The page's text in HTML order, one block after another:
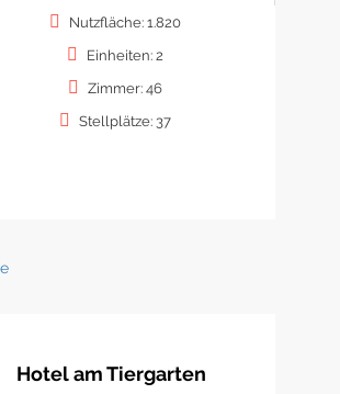
Nutzfläche: 1.820
Einheiten: 2
Zimmer: 46
Stellplätze: 37
Hotel am Tiergarten